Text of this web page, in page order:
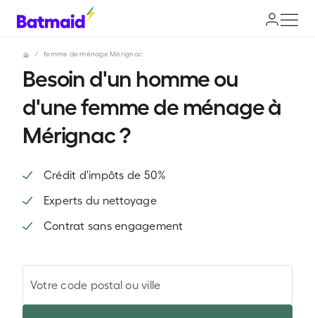
/ femme de ménage Mérignac
Besoin d'un homme ou
d'une femme de ménage à
Mérignac ?
Crédit d'impôts de 50%
Experts du nettoyage
Contrat sans engagement
Votre code postal ou ville